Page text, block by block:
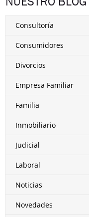
Consultoría
Consumidores
Divorcios
Empresa Familiar
Familia
Inmobiliario
Judicial
Laboral
Noticias
Novedades